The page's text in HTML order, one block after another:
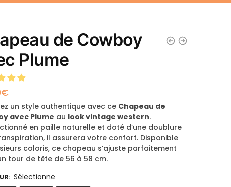
de Cowboy
Plume
€
un style authentique avec ce Chapeau de
avec Plume au look vintage western.
en paille naturelle et doté d’une doublure
il assurera votre confort. Disponible
coloris, ce chapeau s’ajuste parfaitement
tour de tête de 56 à 58 cm.
: Sélectionne